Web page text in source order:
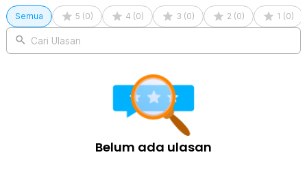
Semua 5 (0) 4 (0) 3 (0) 2 (0) 1 (0)
Cari Ulasan
Belum ada ulasan